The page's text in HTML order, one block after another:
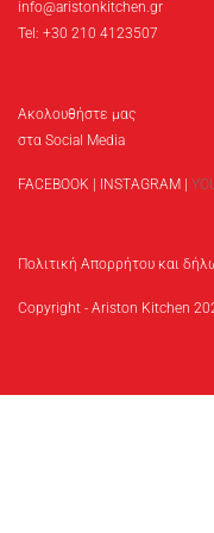
info@aristonkitchen.gr
Tel: +30 210 4123507
Ακολουθήστε μας
στα Social Media
FACEBOOK | INSTAGRAM |
Πολιτική Απορρήτου και
Copyright - Ariston Kitchen